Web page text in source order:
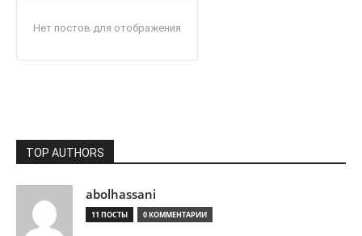
Нет постов для отображения
TOP AUTHORS
abolhassani
11 ПОСТЫ 0 КОММЕНТАРИИ